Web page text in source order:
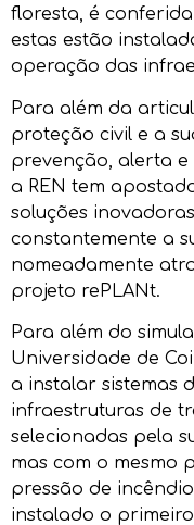
floresta, é
estas estão
operação das
Para além da
proteção civil e a
prevenção, alerta e
a REN tem
soluções
constantemente a
nomeadamente
projeto rePLANt.
Para além do
Universidade de
a instalar sistemas
infraestruturas de
selecionadas pela
mas com o mesmo
pressão de
instalado o